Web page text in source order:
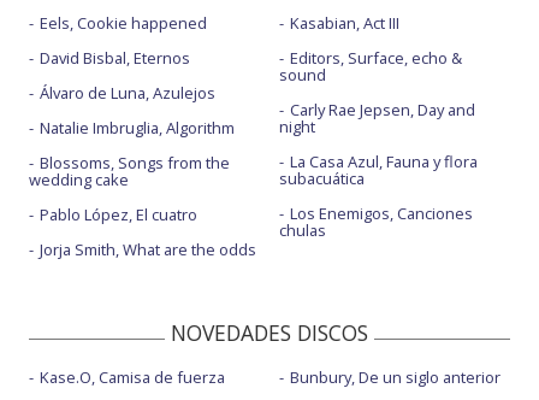
Eels, Cookie happened
David Bisbal, Eternos
Álvaro de Luna, Azulejos
Natalie Imbruglia, Algorithm
Blossoms, Songs from the
wedding cake
Pablo López, El cuatro
Jorja Smith, What are the odds
Kasabian, Act III
Editors, Surface, echo &
sound
Carly Rae Jepsen, Day and
night
La Casa Azul, Fauna y flora
subacuática
Los Enemigos, Canciones
chulas
NOVEDADES DISCOS
Kase.O, Camisa de fuerza
Bunbury, De un siglo anterior